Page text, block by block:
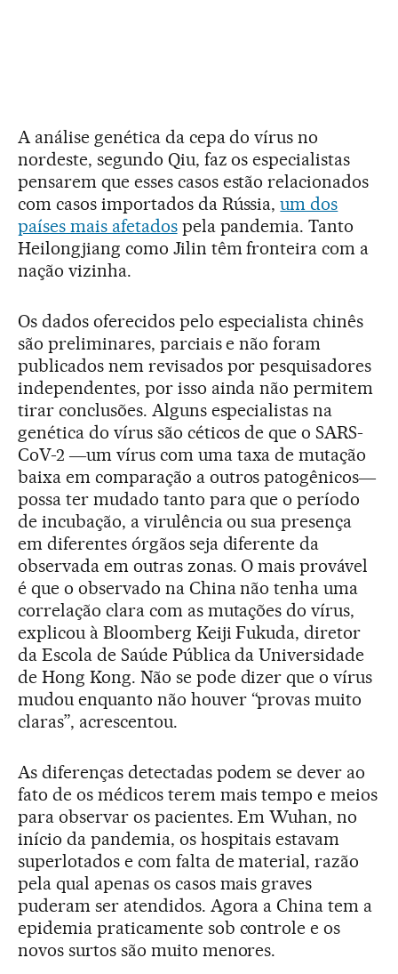
A análise genética da cepa do vírus no
nordeste, segundo Qiu, faz os especialistas
pensarem que esses casos estão relacionados
com casos importados da Rússia,um dos
países mais afetadospela pandemia. Tanto
Heilongjiang como Jilin têm fronteira com a
nação vizinha.
Os dados oferecidos pelo especialista chinês
são preliminares, parciais e não foram
publicados nem revisados por pesquisadores
independentes, por isso ainda não permitem
tirar conclusões. Alguns especialistas na
genética do vírus são céticos de que o SARS-
CoV-2 ―um vírus com uma taxa de mutação
baixa em comparação a outros patogênicos―
possa ter mudado tanto para que o período
de incubação, a virulência ou sua presença
em diferentes órgãos seja diferente da
observada em outras zonas. O mais provável
é que o observado na China não tenha uma
correlação clara com as mutações do vírus,
explicou à Bloomberg Keiji Fukuda, diretor
da Escola de Saúde Pública da Universidade
de Hong Kong. Não se pode dizer que o vírus
mudou enquanto não houver “provas muito
claras”, acrescentou.
As diferenças detectadas podem se dever ao
fato de os médicos terem mais tempo e meios
para observar os pacientes. Em Wuhan, no
início da pandemia, os hospitais estavam
superlotados e com falta de material, razão
pela qual apenas os casos mais graves
puderam ser atendidos. Agora a China tem a
epidemia praticamente sob controle e os
novos surtos são muito menores.